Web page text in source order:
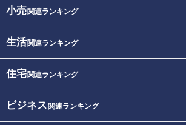
小売関連ランキング
生活関連ランキング
住宅関連ランキング
ビジネス 関連ランキング